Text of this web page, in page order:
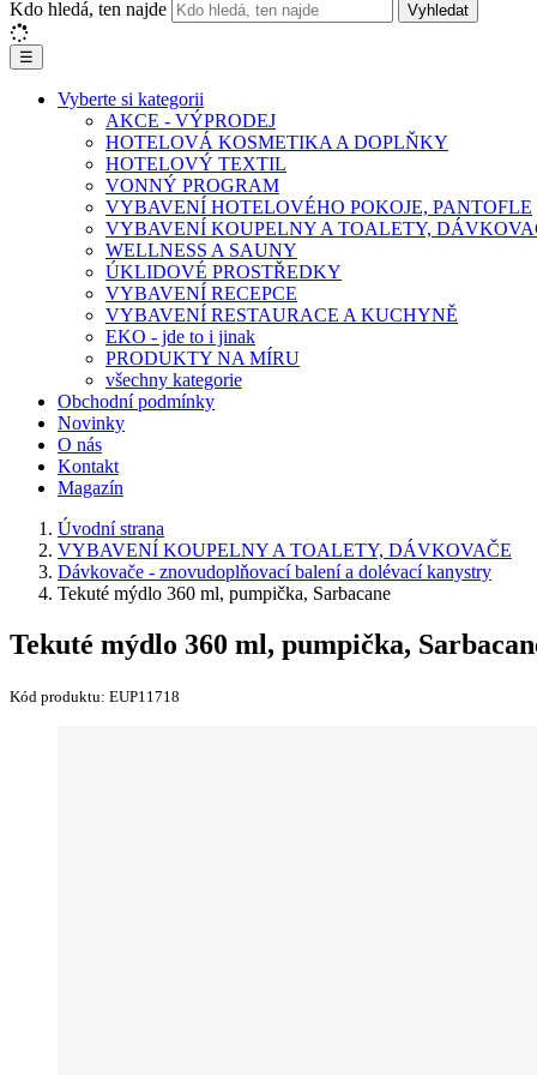
Kdo hledá, ten najde Vyhledat
☰
Vyberte si kategorii
AKCE - VÝPRODEJ
HOTELOVÁ KOSMETIKA A DOPLŇKY
HOTELOVÝ TEXTIL
VONNÝ PROGRAM
VYBAVENÍ HOTELOVÉHO POKOJE, PANTOFLE
VYBAVENÍ KOUPELNY A TOALETY,
WELLNESS A SAUNY
ÚKLIDOVÉ PROSTŘEDKY
VYBAVENÍ RECEPCE
VYBAVENÍ RESTAURACE A KUCHYNĚ
EKO - jde to i jinak
PRODUKTY NA MÍRU
všechny kategorie
Obchodní podmínky
Novinky
O nás
Kontakt
Magazín
Úvodní strana
VYBAVENÍ KOUPELNY A TOALETY, DÁVKOVAČE
Dávkovače - znovudoplňovací balení a dolévací kanystry
Tekuté mýdlo 360 ml, pumpička, Sarbacane
Tekuté mýdlo 360 ml, pumpička,
Kód produktu: EUP11718